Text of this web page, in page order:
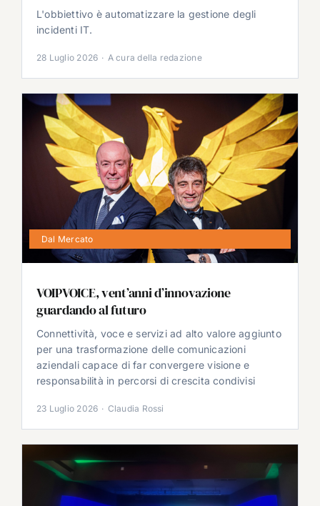
L'obbiettivo è automatizzare la gestione degli
incidenti IT.
28 Luglio 2026 · A cura della redazione
Dal Mercato
VOIPVOICE, vent’anni d’innovazione
guardando al futuro
Connettività, voce e servizi ad alto valore aggiunto
per una trasformazione delle comunicazioni
aziendali capace di far convergere visione e
responsabilità in percorsi di crescita condivisi
23 Luglio 2026 · Claudia Rossi